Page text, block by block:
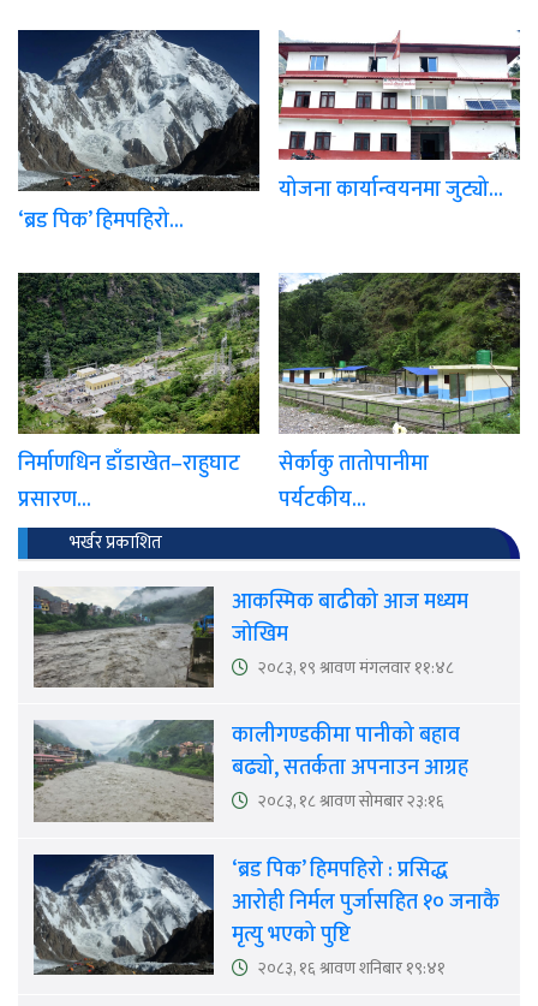
‘ब्रड पिक’ हिमपहिरो...
योजना कार्यान्वयनमा जुट्यो...
निर्माणधिन डाँडाखेत–राहुघाट
प्रसारण...
सेर्काकु तातोपानीमा
पर्यटकीय...
भर्खर प्रकाशित
आकस्मिक बाढीको आज मध्यम
जोखिम
२०८३, १९ श्रावण मंगलवार ११:४८
कालीगण्डकीमा पानीको बहाव
बढ्यो, सतर्कता अपनाउन आग्रह
२०८३, १८ श्रावण सोमबार २३:१६
‘ब्रड पिक’ हिमपहिरो : प्रसिद्ध
आरोही निर्मल पुर्जासहित १० जनाकै
मृत्यु भएको पुष्टि
२०८३, १६ श्रावण शनिबार १९:४१